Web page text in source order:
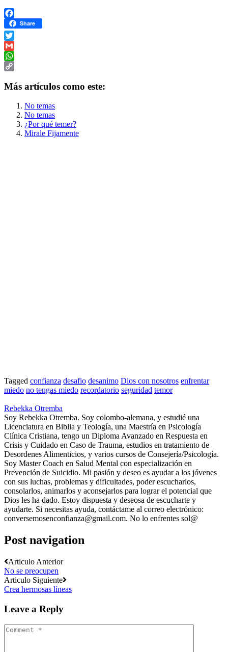
Facebook
Share
Twitter
Gmail
WhatsApp
Link
Más artículos como este:
No temas
No temas
¿Por qué temer?
Mirale Fijamente
Tagged confianza desafio desanimo Dios con nosotros enfrentar
miedo no tengas miedo recordatorio seguridad temor
Rebekka Otremba
Soy Rebekka Otremba. Soy colombo-alemana, y estudié una
Licenciatura en Biblia y Teología, una Maestría en Psicología
Clínica Cristiana, tengo un Diploma Avanzado en Respuesta en
Crisis y Cuidado en Caso de Trauma, estudios en tratamiento de
Desordenes Alimenticios, y varios cursos de Consejería/Psicología.
Soy Master Coach en Salud Mental con especialización en
Prevención de Suicidio. Mi pasión y deseo es ayudar a los jóvenes
con sus luchas, problemas y dificultades, poder escucharlos,
consolarlos, animarlos y aconsejarlos para lograr el potencial que
Dios les ha dado. Estoy dispuesta y deseosa de escucharte y
ayudarte. Si necesitas ayuda, contáctame al correo electrónico:
conversemosenconfianza@gmail.com. No lo enfrentes sol@
Post navigation
Articulo Anterior
No se preocupen
Articulo Siguiente
Crea hermosas líneas
Leave a Reply